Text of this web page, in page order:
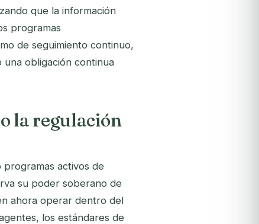
que la información
programas
de seguimiento continuo,
una obligación continua
la regulación
programas activos de
su poder soberano de
ahora operar dentro del
los estándares de